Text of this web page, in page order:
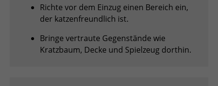
Richte vor dem Einzug einen Bereich ein,
der katzenfreundlich ist.
Bringe vertraute Gegenstände wie
Kratzbaum, Decke und Spielzeug dorthin.